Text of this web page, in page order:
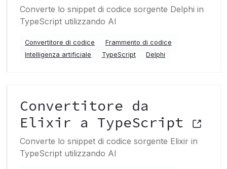
Converte lo snippet di codice sorgente Delphi in
TypeScript utilizzando AI
Convertitore di codice
Frammento di codice
Intelligenza artificiale
TypeScript Delphi
Convertitore da
Elixir a TypeScript
Converte lo snippet di codice sorgente Elixir in
TypeScript utilizzando AI